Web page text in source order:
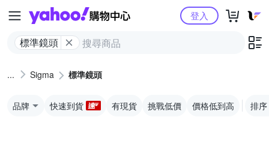
Yahoo購物中心
標準鏡頭
登入
Sigma 標準鏡頭
品牌 快速到貨 有現貨 挑戰低價 價格低到高 排序